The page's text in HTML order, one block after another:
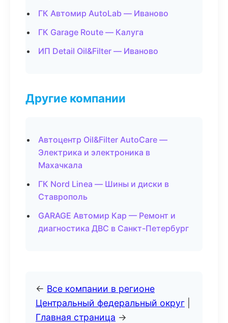
ГК Автомир AutoLab — Иваново
ГК Garage Route — Калуга
ИП Detail Oil&Filter — Иваново
Другие компании
Автоцентр Oil&Filter AutoCare —
Электрика и электроника в
Махачкала
ГК Nord Linea — Шины и диски в
Ставрополь
GARAGE Автомир Кар — Ремонт и
диагностика ДВС в Санкт-Петербург
← Все компании в регионе
Центральный федеральный округ
Главная страница →